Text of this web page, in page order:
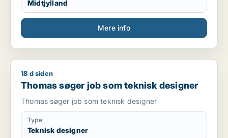
Midtjylland
Mere info
Thomas søger job som teknisk designer
18 d siden
Thomas søger job som teknisk designer
Thomas søger job som teknisk designer
Type
Teknisk designer